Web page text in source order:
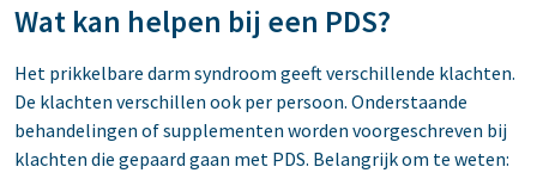
Wat kan helpen bij een PDS?
Het prikkelbare darm syndroom geeft verschillende klachten.
De klachten verschillen ook per persoon. Onderstaande
behandelingen of supplementen worden voorgeschreven bij
klachten die gepaard gaan met PDS. Belangrijk om te weten: